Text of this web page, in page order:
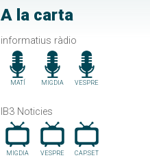
A la carta
informatius ràdio
MATÍ MIGDIA VESPRE
IB3 Noticies
MIGDIA VESPRE CAP.SET